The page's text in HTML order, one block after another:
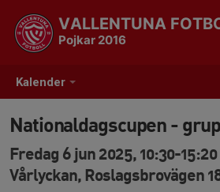
Kalender
VALLENTUNA
Pojkar 2016
Nationaldagscupen -
Fredag 6 jun 2025, 10:30-15:20
Vårlyckan, Roslagsbrovägen